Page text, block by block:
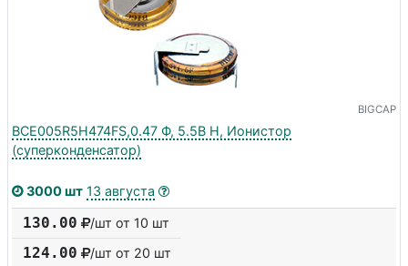
BIGCAP
BCE005R5H474FS,0.47 Ф, 5.5В H, Ионистор
(суперконденсатор)
3000 шт 13 августа
130.00 /шт от 10 шт
124.00 /шт от 20 шт